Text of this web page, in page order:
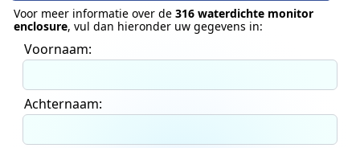
Voor meer informatie over de 316 waterdichte monitor
enclosure, vul dan hieronder uw gegevens in:
Voornaam:
Achternaam: